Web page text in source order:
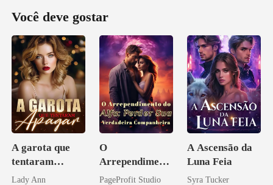
Você deve gostar
A garota que
tentaram
apagar
Lady Ann
O
Arrependiment
o do Alfa:
PageProfit Studio
A Ascensão da
Luna Feia
Syra Tucker